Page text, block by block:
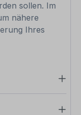
sollen. Im
nähere
Ihres